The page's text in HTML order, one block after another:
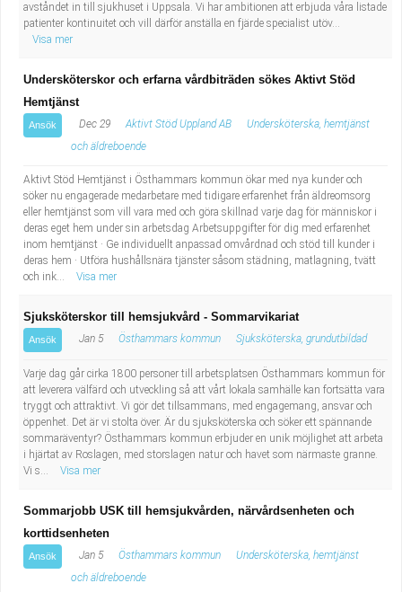
avståndet in till sjukhuset i Uppsala. Vi har ambitionen att erbjuda våra listade
patienter kontinuitet och vill därför anställa en fjärde specialist utöv...
Visa mer
Undersköterskor och erfarna vårdbiträden sökes Aktivt Stöd
Hemtjänst
Ansök Dec 29 Aktivt Stöd Uppland AB
Undersköterska, hemtjänst
och äldreboende
Aktivt Stöd Hemtjänst i Östhammars kommun ökar med nya kunder och
söker nu engagerade medarbetare med tidigare erfarenhet från äldreomsorg
eller hemtjänst som vill vara med och göra skillnad varje dag för människor i
deras eget hem under sin arbetsdag Arbetsuppgifter för dig med erfarenhet
inom hemtjänst · Ge individuellt anpassad omvårdnad och stöd till kunder i
deras hem · Utföra hushållsnära tjänster såsom städning, matlagning, tvätt
och ink...
Visa mer
Sjuksköterskor till hemsjukvård - Sommarvikariat
Ansök Jan 5 Östhammars kommun Sjuksköterska, grundutbildad
Varje dag går cirka 1800 personer till arbetsplatsen Östhammars kommun för
att leverera välfärd och utveckling så att vårt lokala samhälle kan fortsätta vara
tryggt och attraktivt. Vi gör det tillsammans, med engagemang, ansvar och
öppenhet. Det är vi stolta över. Är du sjuksköterska och söker ett spännande
sommaräventyr? Östhammars kommun erbjuder en unik möjlighet att arbeta
i hjärtat av Roslagen, med storslagen natur och havet som närmaste granne.
Vi s...
Visa mer
Sommarjobb USK till hemsjukvården, närvårdsenheten och
korttidsenheten
Ansök Jan 5 Östhammars kommun
Undersköterska, hemtjänst
och äldreboende